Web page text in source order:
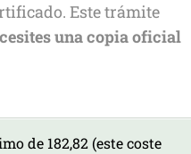
Este trámite
una copia oficial
de 182,82 (este coste